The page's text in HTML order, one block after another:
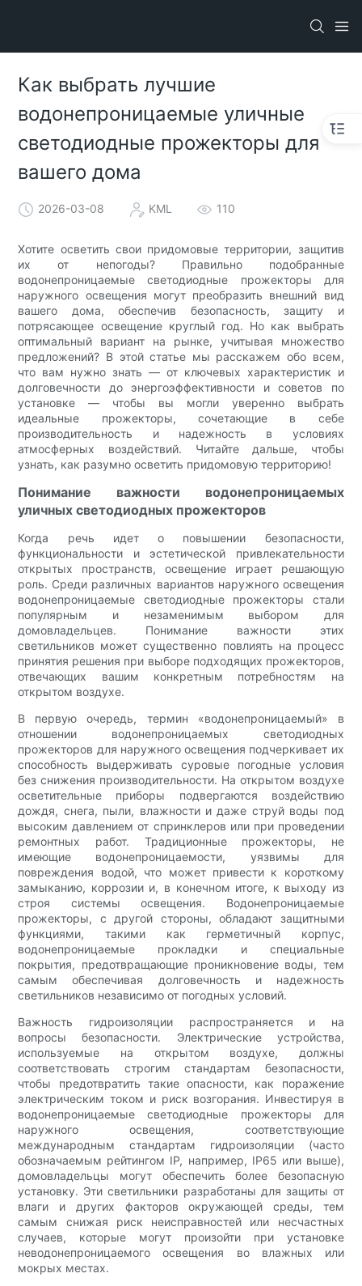
Как выбрать лучшие
водонепроницаемые уличные
светодиодные прожекторы для
вашего дома
2026-03-08 KML 110
Хотите осветить свои придомовые территории, защитив
их от непогоды? Правильно подобранные
водонепроницаемые светодиодные прожекторы для
наружного освещения могут преобразить внешний вид
вашего дома, обеспечив безопасность, защиту и
потрясающее освещение круглый год. Но как выбрать
оптимальный вариант на рынке, учитывая множество
предложений? В этой статье мы расскажем обо всем,
что вам нужно знать — от ключевых характеристик и
долговечности до энергоэффективности и советов по
установке — чтобы вы могли уверенно выбрать
идеальные прожекторы, сочетающие в себе
производительность и надежность в условиях
атмосферных воздействий. Читайте дальше, чтобы
узнать, как разумно осветить придомовую территорию!
Понимание важности водонепроницаемых
уличных светодиодных прожекторов
Когда речь идет о повышении безопасности,
функциональности и эстетической привлекательности
открытых пространств, освещение играет решающую
роль. Среди различных вариантов наружного освещения
водонепроницаемые светодиодные прожекторы стали
популярным и незаменимым выбором для
домовладельцев. Понимание важности этих
светильников может существенно повлиять на процесс
принятия решения при выборе подходящих прожекторов,
отвечающих вашим конкретным потребностям на
открытом воздухе.
В первую очередь, термин «водонепроницаемый» в
отношении водонепроницаемых светодиодных
прожекторов для наружного освещения подчеркивает их
способность выдерживать суровые погодные условия
без снижения производительности. На открытом воздухе
осветительные приборы подвергаются воздействию
дождя, снега, пыли, влажности и даже струй воды под
высоким давлением от спринклеров или при проведении
ремонтных работ. Традиционные прожекторы, не
имеющие водонепроницаемости, уязвимы для
повреждения водой, что может привести к короткому
замыканию, коррозии и, в конечном итоге, к выходу из
строя системы освещения. Водонепроницаемые
прожекторы, с другой стороны, обладают защитными
функциями, такими как герметичный корпус,
водонепроницаемые прокладки и специальные
покрытия, предотвращающие проникновение воды, тем
самым обеспечивая долговечность и надежность
светильников независимо от погодных условий.
Важность гидроизоляции распространяется и на
вопросы безопасности. Электрические устройства,
используемые на открытом воздухе, должны
соответствовать строгим стандартам безопасности,
чтобы предотвратить такие опасности, как поражение
электрическим током и риск возгорания. Инвестируя в
водонепроницаемые светодиодные прожекторы для
наружного освещения, соответствующие
международным стандартам гидроизоляции (часто
обозначаемым рейтингом IP, например, IP65 или выше),
домовладельцы могут обеспечить более безопасную
установку. Эти светильники разработаны для защиты от
влаги и других факторов окружающей среды, тем
самым снижая риск неисправностей или несчастных
случаев, которые могут произойти при установке
неводонепроницаемого освещения во влажных или
мокрых местах.